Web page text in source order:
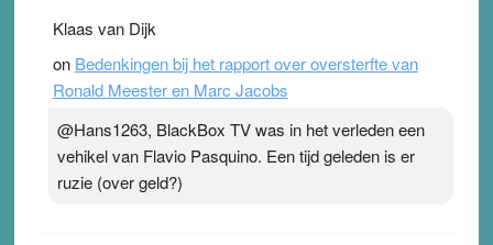
Klaas van Dijk
on Bedenkingen bij het rapport over oversterfte van
Ronald Meester en Marc Jacobs
@Hans1263, BlackBox TV was in het verleden een
vehikel van Flavio Pasquino. Een tijd geleden is er
ruzie (over geld?)